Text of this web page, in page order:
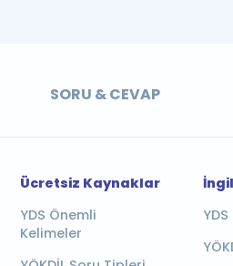
SORU & CEVAP
Ücretsiz Kaynaklar
YDS Önemli
Kelimeler
YDS